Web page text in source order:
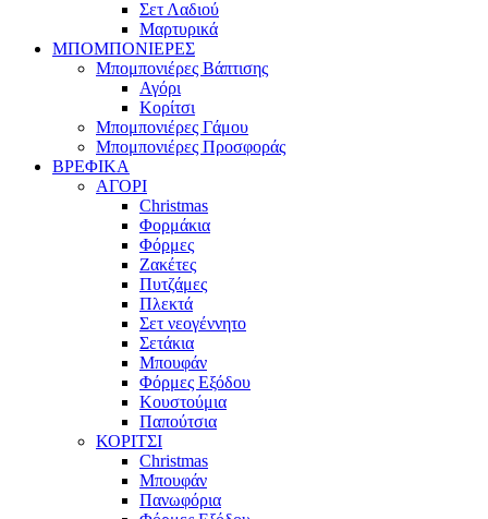
Σετ Λαδιού
Μαρτυρικά
ΜΠΟΜΠΟΝΙΕΡΕΣ
Μπομπονιέρες Βάπτισης
Αγόρι
Κορίτσι
Μπομπονιέρες Γάμου
Μπομπονιέρες Προσφοράς
ΒΡΕΦΙΚΑ
ΑΓΟΡΙ
Christmas
Φορμάκια
Φόρμες
Ζακέτες
Πυτζάμες
Πλεκτά
Σετ νεογέννητο
Σετάκια
Μπουφάν
Φόρμες Εξόδου
Κουστούμια
Παπούτσια
ΚΟΡΙΤΣΙ
Christmas
Μπουφάν
Πανωφόρια